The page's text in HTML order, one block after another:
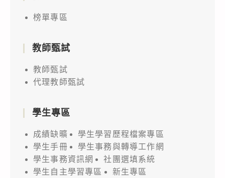
榜單專區
教師甄試
教師甄試
代理教師甄試
學生專區
成績缺曠
學生學習歷程檔案專區
學生手冊
學生事務與轉導工作網
學生事務資訊網
社團選填系統
學生自主學習專區
新生專區